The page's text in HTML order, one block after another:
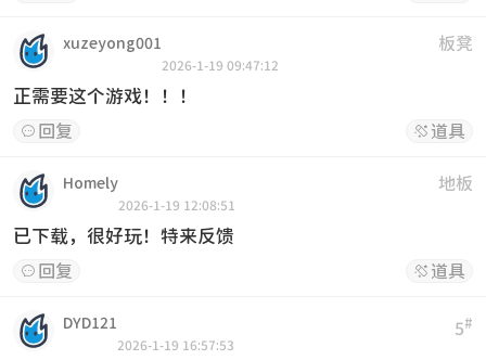
板凳
xuzeyong001
2026-1-19 09:47:12
正需要这个游戏！！！
 回复  道具
地板
Homely
2026-1-19 12:08:51
已下载，很好玩！特来反馈
 回复  道具
5#
DYD121
2026-1-19 16:57:53